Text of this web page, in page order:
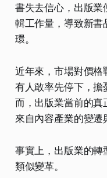
書失去信心，出版
輯工作量，導致新
環。
近年來，市場對價
有人敢率先停下，
而，出版業當前的
來自內容產業的變遷
事實上，出版業的
類似變革。